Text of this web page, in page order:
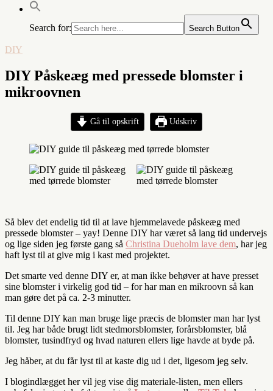
Search for: Search Button
DIY
DIY Påskeæg med pressede blomster i
mikroovnen
Gå til opskrift Udskriv
Så blev det endelig tid til at lave hjemmelavede påskeæg med
pressede blomster – yay! Denne DIY har været så lang tid undervejs
og lige siden jeg første gang så Christina Dueholm lave dem, har jeg
haft lyst til at give mig i kast med projektet.
Det smarte ved denne DIY er, at man ikke behøver at have presset
sine blomster i virkelig god tid – for har man en mikroovn så kan
man gøre det på ca. 2-3 minutter.
Til denne DIY kan man bruge lige præcis de blomster man har lyst
til. Jeg har både brugt lidt stedmorsblomster, forårsblomster, blå
blomster, tusindfryd og hvad naturen ellers lige havde at byde på.
Jeg håber, at du får lyst til at kaste dig ud i det, ligesom jeg selv.
I blogindlægget her vil jeg vise dig materiale-listen, men ellers